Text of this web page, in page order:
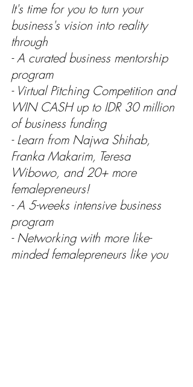
It's time for you to turn your
business's vision into reality
through
- A curated business mentorship
program
- Virtual Pitching Competition and
WIN CASH up to IDR 30 million
of business funding
- Learn from Najwa Shihab,
Franka Makarim, Teresa
Wibowo, and 20+ more
femalepreneurs!
- A 5-weeks intensive business
program
- Networking with more like-
minded femalepreneurs like you